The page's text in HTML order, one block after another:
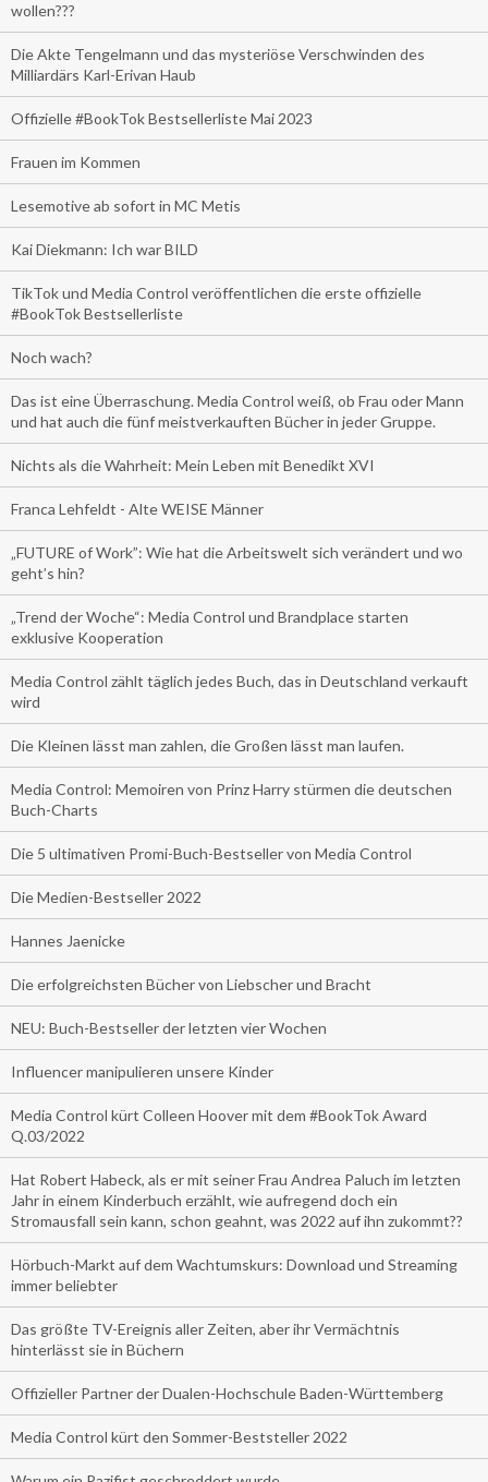
wollen???
Die Akte Tengelmann und das mysteriöse Verschwinden des
Milliardärs Karl-Erivan Haub
Offizielle #BookTok Bestsellerliste Mai 2023
Frauen im Kommen
Lesemotive ab sofort in MC Metis
Kai Diekmann: Ich war BILD
TikTok und Media Control veröffentlichen die erste offizielle
#BookTok Bestsellerliste
Noch wach?
Das ist eine Überraschung. Media Control weiß, ob Frau oder Mann
und hat auch die fünf meistverkauften Bücher in jeder Gruppe.
Nichts als die Wahrheit: Mein Leben mit Benedikt XVI
Franca Lehfeldt - Alte WEISE Männer
„FUTURE of Work”: Wie hat die Arbeitswelt sich verändert und wo
geht’s hin?
„Trend der Woche“: Media Control und Brandplace starten
exklusive Kooperation
Media Control zählt täglich jedes Buch, das in Deutschland verkauft
wird
Die Kleinen lässt man zahlen, die Großen lässt man laufen.
Media Control: Memoiren von Prinz Harry stürmen die deutschen
Buch-Charts
Die 5 ultimativen Promi-Buch-Bestseller von Media Control
Die Medien-Bestseller 2022
Hannes Jaenicke
Die erfolgreichsten Bücher von Liebscher und Bracht
NEU: Buch-Bestseller der letzten vier Wochen
Influencer manipulieren unsere Kinder
Media Control kürt Colleen Hoover mit dem #BookTok Award
Q.03/2022
Hat Robert Habeck, als er mit seiner Frau Andrea Paluch im letzten
Jahr in einem Kinderbuch erzählt, wie aufregend doch ein
Stromausfall sein kann, schon geahnt, was 2022 auf ihn zukommt??
Hörbuch-Markt auf dem Wachtumskurs: Download und Streaming
immer beliebter
Das größte TV-Ereignis aller Zeiten, aber ihr Vermächtnis
hinterlässt sie in Büchern
Offizieller Partner der Dualen-Hochschule Baden-Württemberg
Media Control kürt den Sommer-Beststeller 2022